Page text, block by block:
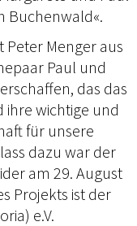
Buchenwald«.
Peter Menger aus
Paul und
das das
ihre wichtige und
für unsere
dazu war der
am 29. August
Projekts ist der
e.V.